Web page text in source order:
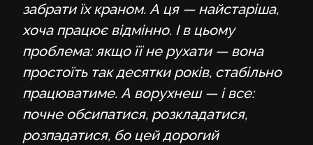
забрати їх краном. А ця — найстаріша,
хоча працює відмінно. І в цьому
проблема: якщо її не рухати — вона
простоїть так десятки років, стабільно
працюватиме. А ворухнеш — і все:
почне обсипатися, розкладатися,
розпадатися, бо цей дорогий